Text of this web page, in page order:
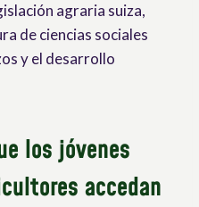
agraria suiza,
de ciencias sociales
y el desarrollo
los jóvenes
accedan